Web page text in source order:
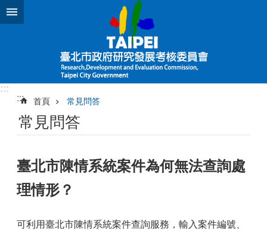
跳到主要內容區塊
:::
:::
首頁 常見問答
常見問答
臺北市陳情系統案件為何無法查詢處
理情形？
可利用臺北市陳情系統案件查詢服務，輸入案件編號、